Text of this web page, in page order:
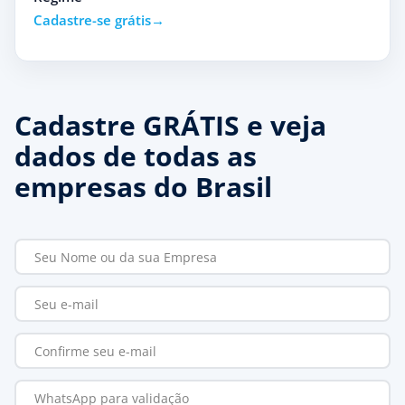
Cadastre-se grátis
Cadastre GRÁTIS e veja
dados de todas as
empresas do Brasil